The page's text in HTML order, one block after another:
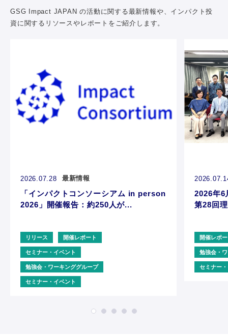
GSG Impact JAPAN の活動に関する最新情報や、 インパクト投
資に関するリソースやレポートをご紹介します。
2026.07.28 最新情報
「インパクトコンソーシアム in person
2026」開催報告：約250人が...
リリース 開催レポート
セミナー・イベント
勉強会・ワーキンググループ
セミナー・イベント
2026年
第28回
開催レポ
勉強会・
セミナー